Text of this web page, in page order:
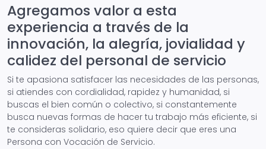
Agregamos valor a esta
experiencia a través de la
innovación, la alegría, jovialidad y
calidez del personal de servicio
Si te apasiona satisfacer las necesidades de las personas,
si atiendes con cordialidad, rapidez y humanidad, si
buscas el bien común o colectivo, si constantemente
busca nuevas formas de hacer tu trabajo más eficiente, si
te consideras solidario, eso quiere decir que eres una
Persona con Vocación de Servicio.